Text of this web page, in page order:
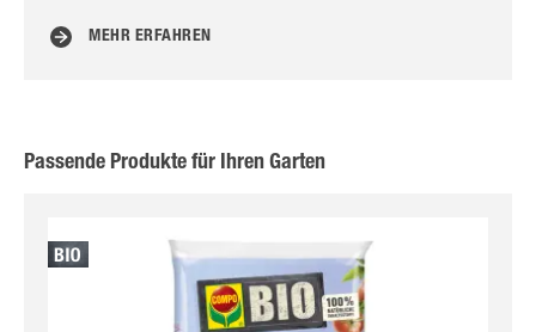
MEHR ERFAHREN
Passende Produkte für Ihren Garten